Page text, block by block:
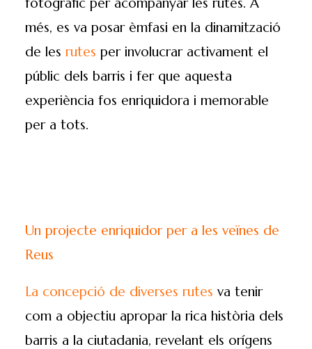
més, es va posar èmfasi en la dinamització
de les rutes per involucrar activament el
públic dels barris i fer que aquesta
experiència fos enriquidora i memorable
per a tots.
Un projecte enriquidor per a les veïnes de
Reus
La concepció de diverses rutes va tenir
com a objectiu apropar la rica història dels
barris a la ciutadania, revelant els orígens